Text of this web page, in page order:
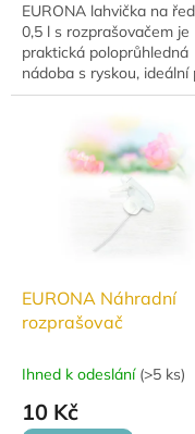
EURONA lahvička na
0,5 l s rozprašovačem je
praktická poloprůhledná
nádoba s ryskou, ideální
přesné ředění a aplikaci
pro domácí i...
EURONA Náhradní
rozprašovač
Ihned k odeslání (>5 ks)
10 Kč